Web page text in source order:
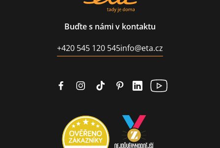
Buďte s námi v kontaktu
+420 545 120 545info@eta.cz